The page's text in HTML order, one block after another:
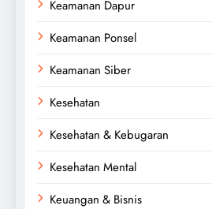
Keamanan Dapur
Keamanan Ponsel
Keamanan Siber
Kesehatan
Kesehatan & Kebugaran
Kesehatan Mental
Keuangan & Bisnis